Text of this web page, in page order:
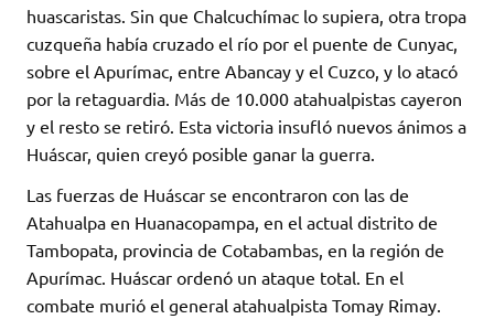
huascaristas. Sin que Chalcuchímac lo supiera, otra tropa
cuzqueña había cruzado el río por el puente de Cunyac,
sobre el Apurímac, entre Abancay y el Cuzco, y lo atacó
por la retaguardia. Más de 10.000 atahualpistas cayeron
y el resto se retiró. Esta victoria insufló nuevos ánimos a
Huáscar, quien creyó posible ganar la guerra.
Las fuerzas de Huáscar se encontraron con las de
Atahualpa en Huanacopampa, en el actual distrito de
Tambopata, provincia de Cotabambas, en la región de
Apurímac. Huáscar ordenó un ataque total. En el
combate murió el general atahualpista Tomay Rimay.